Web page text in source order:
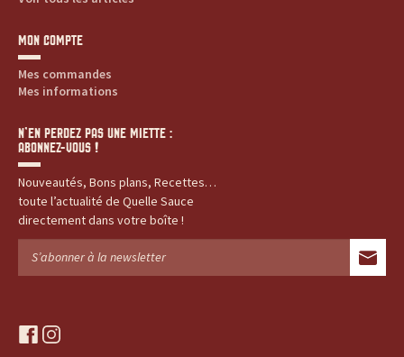
MON COMPTE
Mes commandes
Mes informations
N’EN PERDEZ PAS UNE MIETTE :
ABONNEZ-VOUS !
Nouveautés, Bons plans, Recettes…
toute l’actualité de Quelle Sauce
directement dans votre boîte !
f